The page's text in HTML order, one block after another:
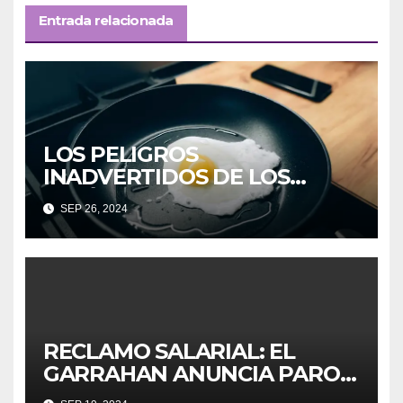
Entrada relacionada
LOS PELIGROS
INADVERTIDOS DE LOS
«QUÍMICOS PARA SIEMPRE»
EN PRODUCTOS DIARIOS
SEP 26, 2024
RECLAMO SALARIAL: EL
GARRAHAN ANUNCIA PARO
DE 24 HORAS